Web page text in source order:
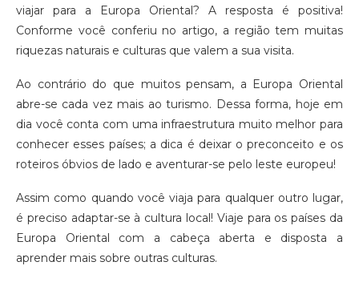
viajar para a Europa Oriental? A resposta é positiva!
Conforme você conferiu no artigo, a região tem muitas
riquezas naturais e culturas que valem a sua visita.
Ao contrário do que muitos pensam, a Europa Oriental
abre-se cada vez mais ao turismo. Dessa forma, hoje em
dia você conta com uma infraestrutura muito melhor para
conhecer esses países; a dica é deixar o preconceito e os
roteiros óbvios de lado e aventurar-se pelo leste europeu!
Assim como quando você viaja para qualquer outro lugar,
é preciso adaptar-se à cultura local! Viaje para os países da
Europa Oriental com a cabeça aberta e disposta a
aprender mais sobre outras culturas.